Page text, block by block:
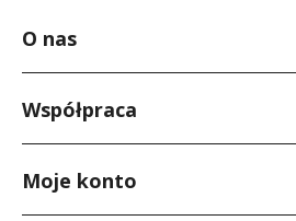
O nas
Polityka prywatności
Kontakt
Współpraca
Dla producentów
Moje konto